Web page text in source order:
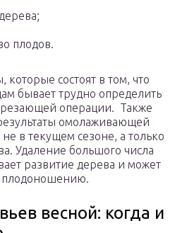
плодов.
которые состоят в том, что
бывает трудно определить
операции. Также
омолаживающей
в текущем сезоне, а только
Удаление большого числа
развитие дерева и может
плодоношению.
весной: когда и